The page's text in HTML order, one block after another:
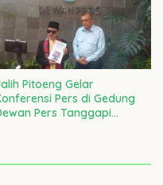
Pitoeng Gelar
Pers di Gedung
Pers Tanggapi